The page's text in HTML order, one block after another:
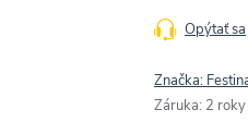
Opýtať sa
Značka:
Záruka: 2 roky